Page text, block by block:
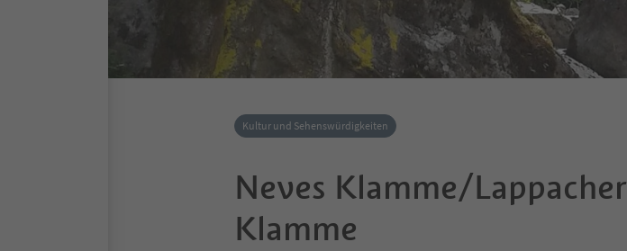
Kultur und Sehenswürdigkeiten
Neves Klamme/Lappacher
Klamme